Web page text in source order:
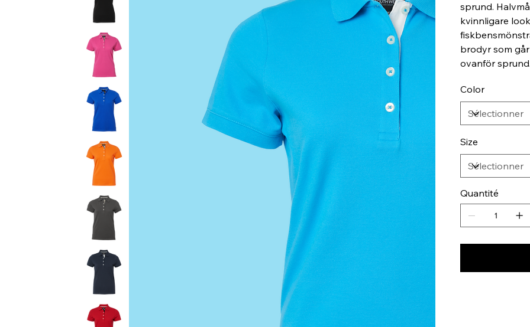
sprund.
kvinnligare
brodyr som
ovanför sprund.
Color
Size
Quantité